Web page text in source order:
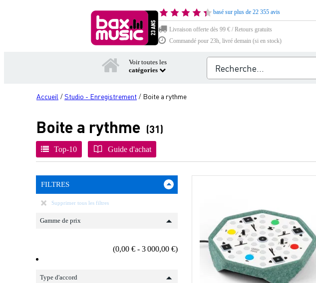
basé sur plus de 22 355 avis
Livraison offerte dès 99 € / Retours gratuits
Commandé pour 23h, livré demain (si en stock)
Voir toutes les
catégories
Accueil /Studio - Enregistrement / Boite a rythme
Boite a rythme (31)
Top-10 Guide d'achat
FILTRES
Supprimer tous les filtres
Gamme de prix
(0,00 € - 3 000,00 €)
Type d'accord